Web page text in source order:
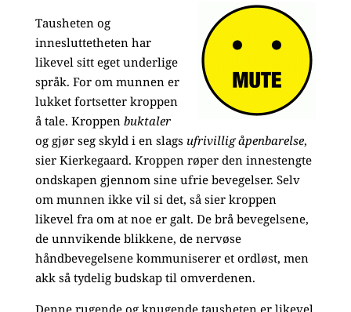
Tausheten og
innesluttetheten har
likevel sitt eget underlige
språk. For om munnen er
lukket fortsetter kroppen
å tale. Kroppen buktaler
og gjør seg skyld i en slags ufrivillig åpenbarelse,
sier Kierkegaard. Kroppen røper den innestengte
ondskapen gjennom sine ufrie bevegelser. Selv
om munnen ikke vil si det, så sier kroppen
likevel fra om at noe er galt. De brå bevegelsene,
de unnvikende blikkene, de nervøse
håndbevegelsene kommuniserer et ordløst, men
akk så tydelig budskap til omverdenen.
Denne rugende og knugende tausheten er likevel